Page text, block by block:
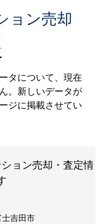
ョン売却
タについて、現在
。新しいデータが
ジに掲載させてい
ョン売却・査定情
吉田市